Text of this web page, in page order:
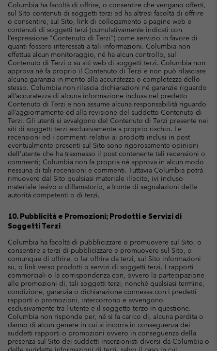
Columbia ha facoltà di offrire, o consentire che vengano offerti,
sul Sito contenuti di soggetti terzi ed ha altresì facoltà di offrire
o consentire, sul Sito, link di collegamento a pagine web e
contenuti di soggetti terzi (cumulativamente indicati con
l’espressione "Contenuto di Terzi") come servizio in favore di
quanti fossero interessati a tali informazioni. Columbia non
effettua alcun monitoraggio, né ha alcun controllo, sul
Contenuto di Terzi o su siti web di soggetti terzi. Columbia non
approva né fa proprio il Contenuto di Terzi e non può rilasciare
alcuna garanzia in merito alla accuratezza o completezza dello
stesso. Columbia non rilascia dichiarazioni né garanzie riguardo
all’accuratezza di alcuna informazione inclusa nel predetto
Contenuto di Terzi e non assume alcuna responsabilità riguardo
all’aggiornamento ed alla revisione del suddetto Contenuto di
Terzi. Gli utenti si avvalgono del Contenuto di Terzi presente nei
siti di soggetti terzi esclusivamente a proprio rischio. Le
recensioni ed i commenti relativi ai prodotti inclusi in post
eventualmente presenti sul Sito sono rigorosamente opinioni
dell’utente che ha trasmesso il post contenente tali recensioni o
commenti; Columbia non fa propria né approva in alcun modo
nessuna di tali recensioni e commenti. Tuttavia Columbia potrà
rimuovere dal Sito qualsiasi materiale illecito, ivi incluso
materiale lesivo o diffamatorio, a fronte di segnalazioni delle
autorità competenti o di terzi.
10. Pubblicità e Promozioni; Prodotti e Servizi di
Soggetti Terzi
Columbia ha facoltà di pubblicizzare o promuovere sul Sito, o
consentire a terzi di pubblicizzare e promuovere sul Sito, o
comunque di offrire, o far offrire da terzi, sul Sito informazioni
su, o link verso prodotti o servizi di soggetti terzi. I rapporti
commerciali o la corrispondenza con, ovvero la partecipazione
alle promozioni di, tali soggetti terzi, nonché qualsiasi termine,
condizione, garanzia o dichiarazione connessa con i predetti
rapporti o promozioni, intercorrono e avvengono
esclusivamente tra l’utente e il soggetto terzo in questione.
Columbia non risponde per, né si fa carico di, alcuna perdita o
danno di alcun genere in cui si incorra in conseguenza dei
suddetti rapporti o promozioni ovvero in conseguenza della
presenza sul Sito dei suddetti inserzionisti diversi da Columbia o